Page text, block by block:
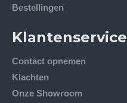
Bestellingen
Klantenservice
Contact opnemen
Klachten
Onze Showroom